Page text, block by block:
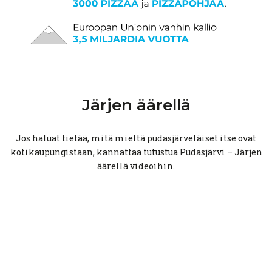
Järjen äärellä
Jos haluat tietää, mitä mieltä pudasjärveläiset itse ovat
kotikaupungistaan, kannattaa tutustua Pudasjärvi – Järjen
äärellä videoihin.